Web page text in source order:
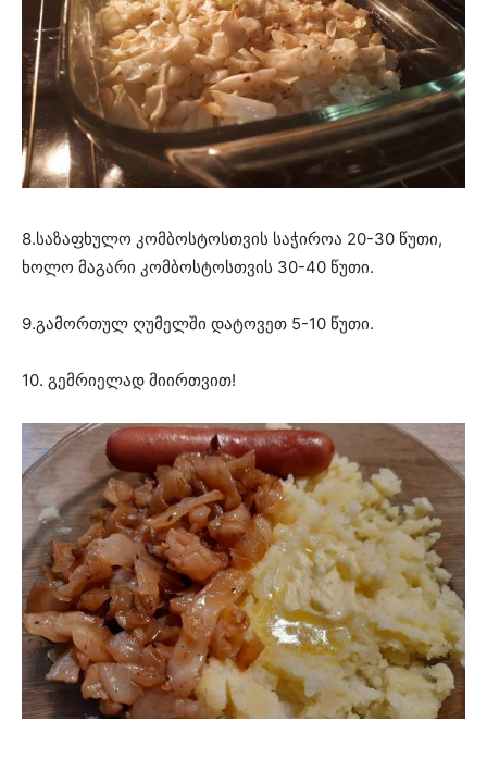
8.საზაფხულო კომბოსტოსთვის საჭიროა 20-30 წუთი,
ხოლო მაგარი კომბოსტოსთვის 30-40 წუთი.
9.გამორთულ ღუმელში დატოვეთ 5-10 წუთი.
10. გემრიელად მიირთვით!